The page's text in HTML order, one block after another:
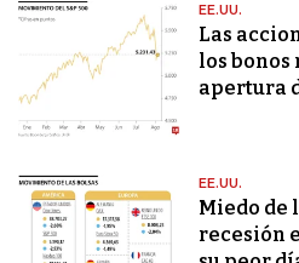
EE.UU.
Las
los bonos
apertura
EE.UU.
Miedo de
recesión